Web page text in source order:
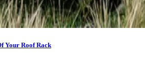
Your Roof Rack